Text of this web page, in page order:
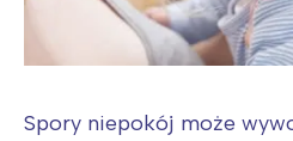
Spory niepokój może